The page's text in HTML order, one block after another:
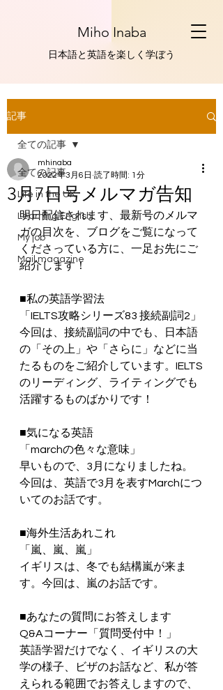
Miho Inaba
​日本語と英語を楽しく学ぼう
記事
全ての記事
Life in the UK
Learning English
My job
Mail magazine
全ての記事
3月7日号メルマガ告知
mhinaba
2022年3月6日 読了時間: 1分
明日配信されます、最新号のメルマ
ガの目次を、ブログをご覧になって
くださっている方に、一足お先にご
紹介します！
■私の英語学習法
「IELTS攻略シリーズ83 接続副詞2」
今回は、接続副詞の中でも、日本語
の「その上」や「さらに」などに当
たるものをご紹介しています。IELTS
のリーディング、ライティングでも
活躍するものばかりです！
■気になる英語
「marchの色々な意味」
早いもので、3月になりましたね。
今回は、英語で3月を表すMarchにつ
いてのお話です。
■海外生活あれこれ
「嵐、嵐、嵐」
イギリスは、冬でも結構嵐が来ま
す。今回は、嵐のお話です。
■あなたの質問にお答えします
Q&Aコーナー「質問受付中！」
英語学習だけでなく、イギリスの大
学の様子、ビザのお話など、私が答
えられる範囲でお答えしますので、